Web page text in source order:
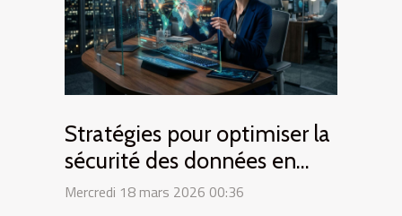
Stratégies pour optimiser la
sécurité des données en
entreprise
Mercredi 18 mars 2026 00:36